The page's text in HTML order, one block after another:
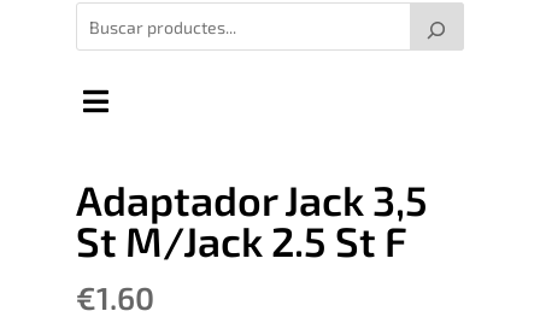
Adaptador Jack 3,5
St M/Jack 2.5 St F
€1.60